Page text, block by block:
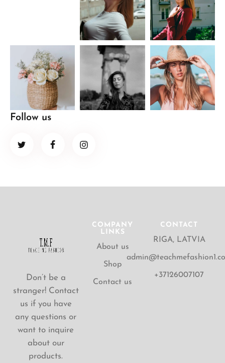
Follow us
Don’t be a
stranger! Contact
us if you have
any questions or
want to inquire
about our
products.
COMPANY
LINKS
About us
Shop
Contact us
CONTACT
RIGA, LATVIA
+37126007107